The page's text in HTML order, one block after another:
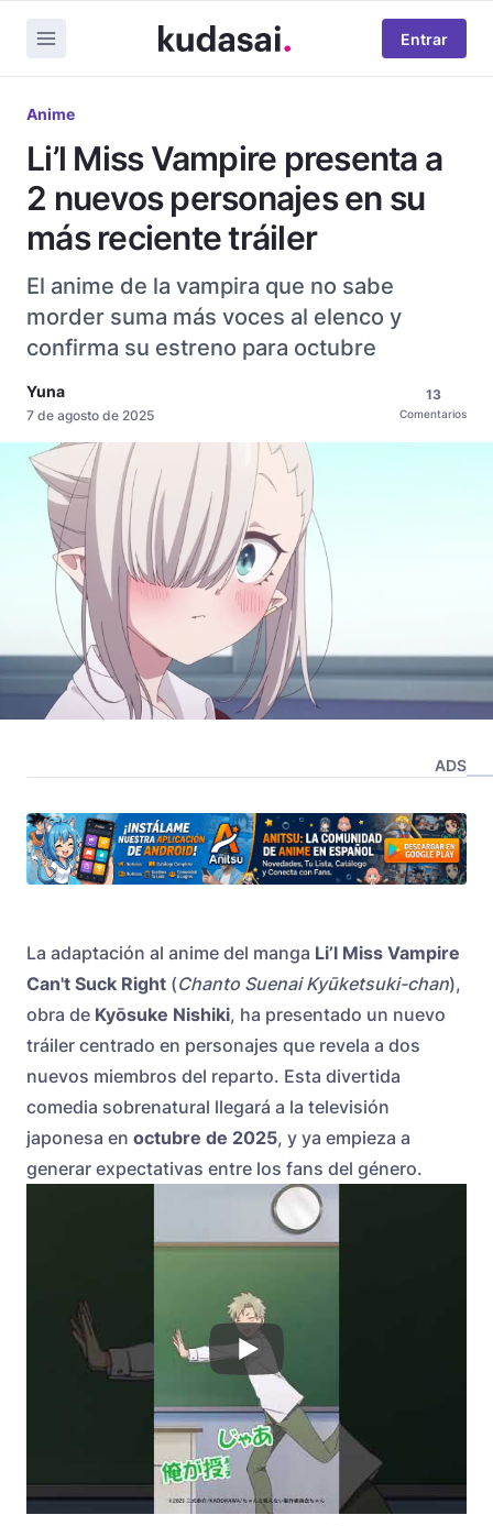
Entrar
Anime
Li’l Miss Vampire presenta a
2 nuevos personajes en su
más reciente tráiler
El anime de la vampira que no sabe
morder suma más voces al elenco y
confirma su estreno para octubre
Yuna
7 de agosto de 2025
13
Comentarios
ADS
La adaptación al anime del manga Li’l Miss Vampire
Can't Suck Right (Chanto Suenai Kyūketsuki-chan),
obra de Kyōsuke Nishiki, ha presentado un nuevo
tráiler centrado en personajes que revela a dos
nuevos miembros del reparto. Esta divertida
comedia sobrenatural llegará a la televisión
japonesa en octubre de 2025, y ya empieza a
generar expectativas entre los fans del género.